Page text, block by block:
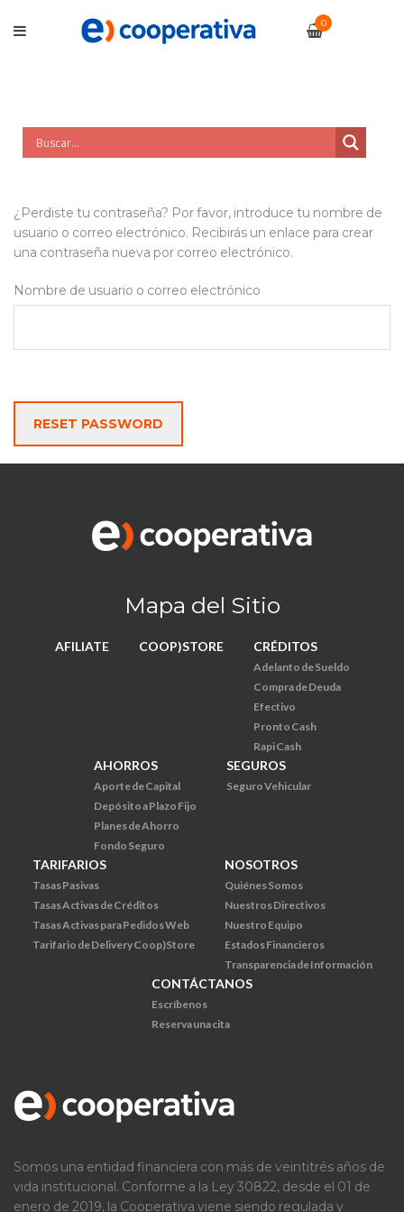
0
¿Perdiste tu contraseña? Por favor, introduce tu nombre de
usuario o correo electrónico. Recibirás un enlace para crear
una contraseña nueva por correo electrónico.
Nombre de usuario o correo electrónico
Mapa del Sitio
AFILIATE COOP)STORE CRÉDITOS
Adelanto de Sueldo
Compra de Deuda
Efectivo
Pronto Cash
Rapi Cash
AHORROS
Aporte de Capital
Depósito a Plazo Fijo
Planes de Ahorro
Fondo Seguro
SEGUROS
Seguro Vehicular
TARIFARIOS
Tasas Pasivas
Tasas Activas de Créditos
Tasas Activas para Pedidos Web
Tarifario de Delivery Coop)Store
NOSOTROS
Quiénes Somos
Nuestros Directivos
Nuestro Equipo
Estados Financieros
Transparencia de Información
CONTÁCTANOS
Escríbenos
Reserva una cita
Somos una entidad financiera con más de veintitrés años de
vida institucional. Conforme a la Ley 30822, desde el 01 de
enero de 2019, la Cooperativa viene siendo regulada y